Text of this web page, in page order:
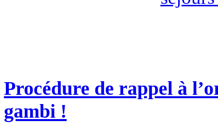
Procédure de rappel à
gambi !